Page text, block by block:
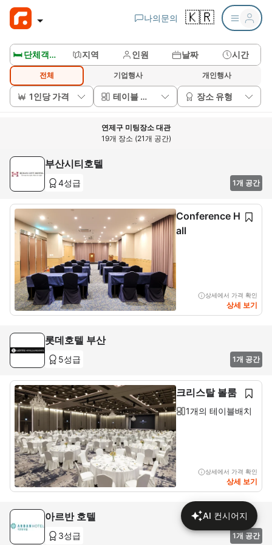
나의문의 🇰🇷
🛏️ 단체객실보기 지역 인원 날짜 시간
전체 기업행사 개인행사
1인당 가격 테이블 배치 장소 유형
연제구 미팅장소 대관
19개 장소 (21개 공간)
부산시티호텔
4성급 1개 공간
Conference H
all
상세에서 가격 확인
상세 보기
롯데호텔 부산
5성급 1개 공간
크리스탈 볼룸
1개의 테이블배치
상세에서 가격 확인
상세 보기
아르반 호텔
3성급 1개 공간
AI 컨시어지